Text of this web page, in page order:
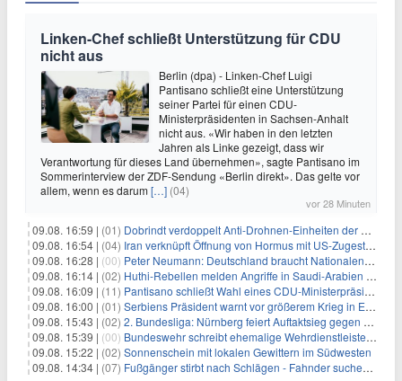
Linken-Chef schließt Unterstützung für CDU
nicht aus
Berlin (dpa) - Linken-Chef Luigi
Pantisano schließt eine Unterstützung
seiner Partei für einen CDU-
Ministerpräsidenten in Sachsen-Anhalt
nicht aus. «Wir haben in den letzten
Jahren als Linke gezeigt, dass wir
Verantwortung für dieses Land übernehmen», sagte Pantisano im
Sommerinterview der ZDF-Sendung «Berlin direkt». Das gelte vor
allem, wenn es darum[…] (04)
vor 28 Minuten
09.08. 16:59 | (01) Dobrindt verdoppelt Anti-Drohnen-Einheiten der Bundespolizei
09.08. 16:54 | (04) Iran verknüpft Öffnung von Hormus mit US-Zugeständnissen
09.08. 16:28 | (00) Peter Neumann: Deutschland braucht Nationalen Sicherheitsberater
09.08. 16:14 | (02) Huthi-Rebellen melden Angriffe in Saudi-Arabien und im Jemen
09.08. 16:09 | (11) Pantisano schließt Wahl eines CDU-Ministerpräsident nicht aus
09.08. 16:00 | (01) Serbiens Präsident warnt vor größerem Krieg in Europa
09.08. 15:43 | (02) 2. Bundesliga: Nürnberg feiert Auftaktsieg gegen Dresden
09.08. 15:39 | (00) Bundeswehr schreibt ehemalige Wehrdienstleistende an
09.08. 15:22 | (02) Sonnenschein mit lokalen Gewittern im Südwesten
09.08. 14:34 | (07) Fußgänger stirbt nach Schlägen - Fahnder suchen Autofahrer